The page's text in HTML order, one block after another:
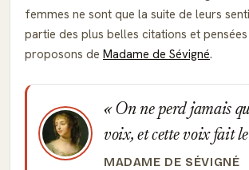
femmes ne sont que la suite de leurs
partie des plus belles citations et
proposons de Madame de Sévigné.
On ne perd jamais
voix, et cette voix fait
MADAME DE SÉVIGNÉ